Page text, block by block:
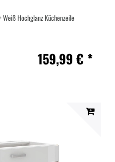
Hochglanz Küchenzeile
159,99 € *